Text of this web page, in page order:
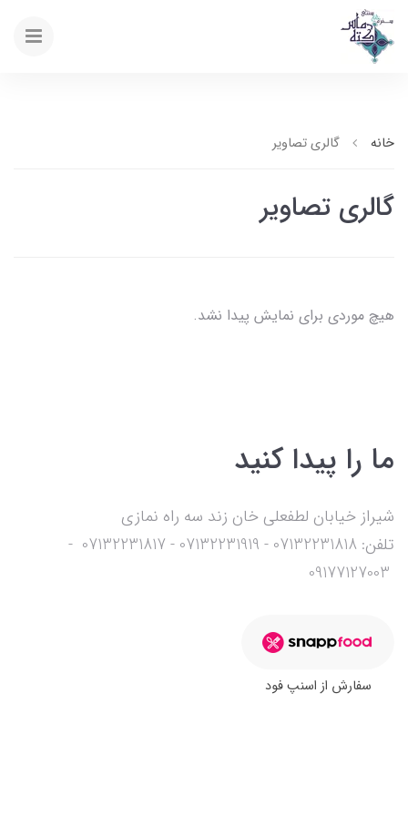
خانه گالری تصاویر
گالری تصاویر
هیچ موردی برای نمایش پیدا نشد.
ما را پیدا کنید
شیراز خیابان لطفعلی خان زند سه راه نمازی
تلفن: 07132231818 - 07132231919 - 07132231817 -
سفارش از اسنپ فود